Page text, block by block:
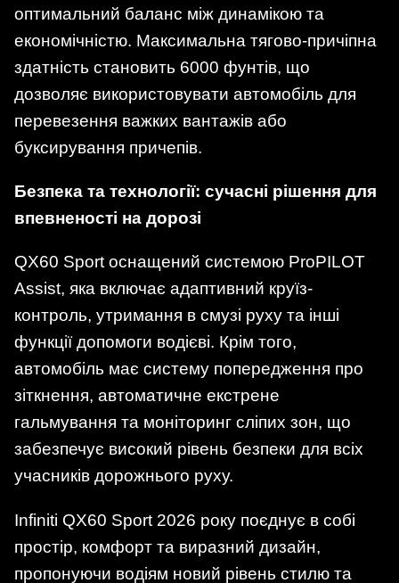
оптимальний баланс між динамікою та
економічністю. Максимальна тягово-причіпна
здатність становить 6000 фунтів, що
дозволяє використовувати автомобіль для
перевезення важких вантажів або
буксирування причепів.
Безпека та технології: сучасні рішення для
впевненості на дорозі
QX60 Sport оснащений системою ProPILOT
Assist, яка включає адаптивний круїз-
контроль, утримання в смузі руху та інші
функції допомоги водієві. Крім того,
автомобіль має систему попередження про
зіткнення, автоматичне екстрене
гальмування та моніторинг сліпих зон, що
забезпечує високий рівень безпеки для всіх
учасників дорожнього руху.
Infiniti QX60 Sport 2026 року поєднує в собі
простір, комфорт та виразний дизайн,
пропонуючи водіям новий рівень стилю та